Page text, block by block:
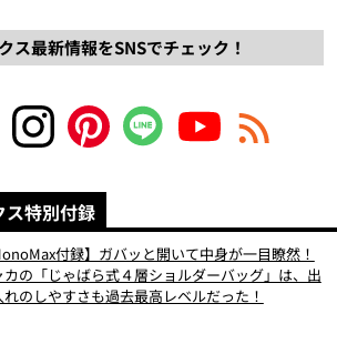
ス最新情報をSNSでチェック！
ス特別付録
付録】ガバッと開いて中身が一目瞭然！
カの「じゃばら式４層ショルダーバッグ」は、出
れのしやすさも過去最高レベルだった！